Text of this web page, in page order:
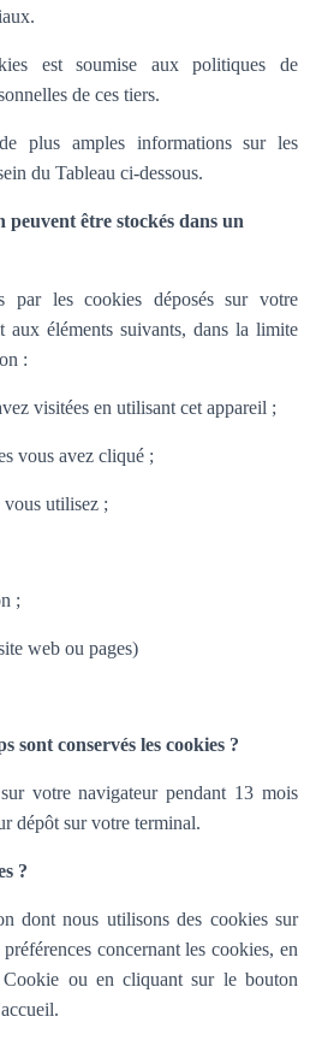
est soumise aux politiques de
de ces tiers.
plus amples informations sur les
du Tableau ci-dessous.
peuvent être stockés dans un
par les cookies déposés sur votre
aux éléments suivants, dans la limite
:
visitées en utilisant cet appareil ;
vous avez cliqué ;
utilisez ;
;
web ou pages)
sont conservés les cookies ?
votre navigateur pendant 13 mois
dépôt sur votre terminal.
?
dont nous utilisons des cookies sur
concernant les cookies, en
ou en cliquant sur le bouton